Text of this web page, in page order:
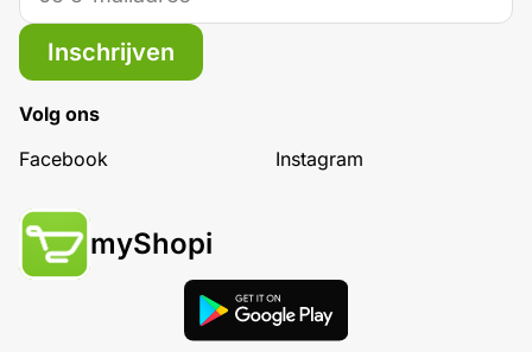
Inschrijven
Volg ons
Facebook
Instagram
myShopi